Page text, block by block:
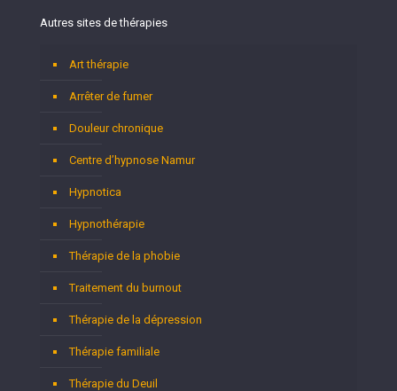
Autres sites de thérapies
Art thérapie
Arrêter de fumer
Douleur chronique
Centre d’hypnose Namur
Hypnotica
Hypnothérapie
Thérapie de la phobie
Traitement du burnout
Thérapie de la dépression
Thérapie familiale
Thérapie du Deuil